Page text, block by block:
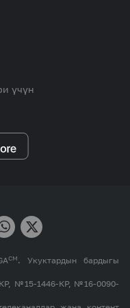
менен иштөө
байланыш
борборлору
үчүн
СМ. Укуктардын бардыгы
№15-1446-КР, №16-0090-